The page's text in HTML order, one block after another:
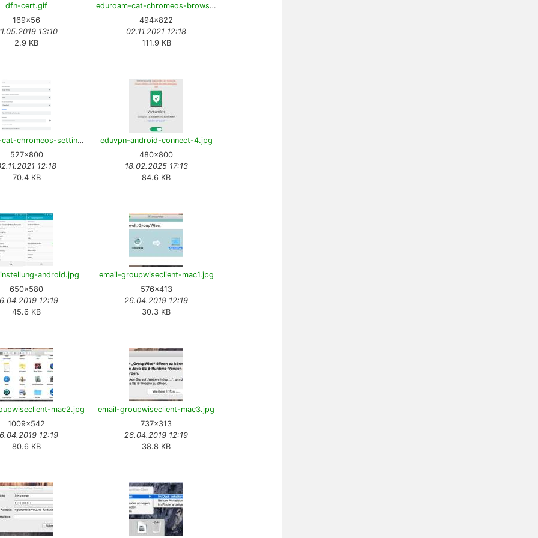
dfn-cert.gif
169×56
13:10
2.9 KB
eduroam-cat-chromeos-browser.png
494×822
02.11.2021 12:18
111.9 KB
eduroam-cat-chromeos-settings.png
527×800
12:18
70.4 KB
eduvpn-android-connect-4.jpg
480×800
18.02.2025 17:13
84.6 KB
android.jpg
650×580
12:19
45.6 KB
email-groupwiseclient-mac1.jpg
576×413
26.04.2019 12:19
30.3 KB
mac2.jpg
1009×542
12:19
80.6 KB
email-groupwiseclient-mac3.jpg
737×313
26.04.2019 12:19
38.8 KB